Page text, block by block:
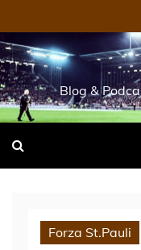
to
content
Blog &
Forza St.Pauli